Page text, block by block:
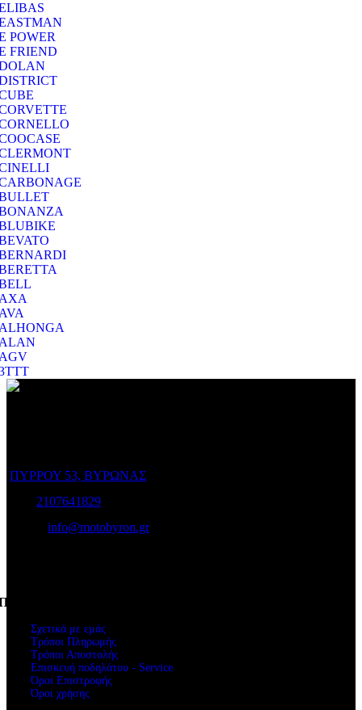
POWER
FRIEND
ΠΥΡΡΟΥ 53, ΒΥΡΩΝΑΣ
2107641829
info@motobyron.gr
Σχετικά με εμάς
Τρόποι Πληρωμής
Τρόποι Αποστολής
Επισκευή ποδηλάτου - Service
Όροι Επιστροφής
Όροι χρήσης